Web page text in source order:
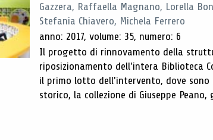
Gazzera, Raffaella Magnano, Lorella
Stefania Chiavero, Michela Ferrero
anno: 2017, volume: 35, numero: 6
Il progetto di rinnovamento della
riposizionamento dell'intera Biblioteca
il primo lotto dell'intervento, dove
storico, la collezione di Giuseppe